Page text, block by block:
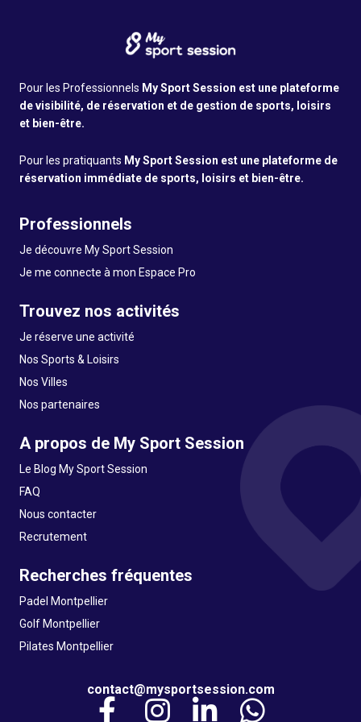
Pour les Professionnels My Sport Session est une plateforme
de visibilité, de réservation et de gestion de sports, loisirs
et bien-être.
Pour les pratiquants My Sport Session est une plateforme de
réservation immédiate de sports, loisirs et bien-être.
Professionnels
Je découvre My Sport Session
Je me connecte à mon Espace Pro
Trouvez nos activités
Je réserve une activité
Nos Sports & Loisirs
Nos Villes
Nos partenaires
A propos de My Sport Session
Le Blog My Sport Session
FAQ
Nous contacter
Recrutement
Recherches fréquentes
Padel Montpellier
Golf Montpellier
Pilates Montpellier
contact@mysportsession.com